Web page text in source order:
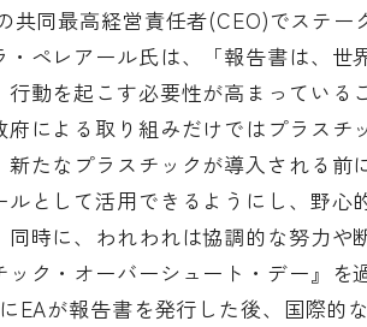
共同最高経営責任者(CEO)でステ
・ペレアール氏は、「報告書は、世
行動を起こす必要性が高まっている
府による取り組みだけではプラス
新たなプラスチックが導入される
ルとして活用できるようにし、野
同時に、われわれは協調的な努力や
ック・オーバーシュート・デー』を
EAが報告書を発行した後、国際的